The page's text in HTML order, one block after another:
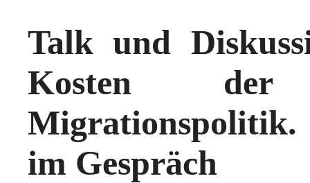
Talk und
Kosten
im Gespräch